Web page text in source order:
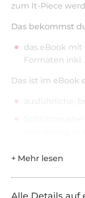
zum It-Piece
Das bekommst
das eBook
Formaten
Das ist im eBook
ausführliche,